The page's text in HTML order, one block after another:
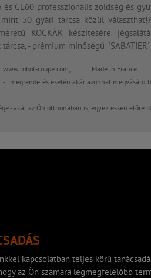
és CL60 professzionális zöldség és
50 gyári tárcsa közül
KOCKÁK készítésére
- prémium minőségű
www.robot-coupe.com; Made in France
megrendelés esetén akár azonnal
- akár az Ön otthonában is, egyeztessen előre
kapcsolatban teljes körű
az Ön számára legmegfelelőbb